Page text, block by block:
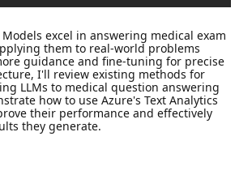
excel in answering medical exam
them to real-world problems
guidance and fine-tuning for precise
I'll review existing methods for
LLMs to medical question answering
how to use Azure's Text Analytics
their performance and effectively
they generate.